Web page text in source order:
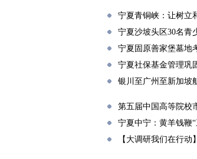
宁夏青铜峡：让树立
宁夏沙坡头区30名青
宁夏固原善家堡墓地
宁夏社保基金管理巩
银川至广州至新加坡
第五届中国高等院校
宁夏中宁：黄羊钱鞭
【大调研我们在行